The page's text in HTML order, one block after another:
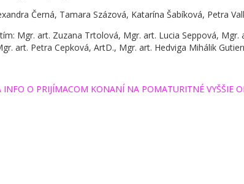
Černá, Tamara Százová, Katarína Šabíková, Petra
Mgr. art. Zuzana Trtolová, Mgr. art. Lucia Seppová, Mgr.
art. Petra Cepková, ArtD., Mgr. art. Hedviga Mihálik
INFO O PRIJÍMACOM KONANÍ NA POMATURITNÉ VYŠŠIE